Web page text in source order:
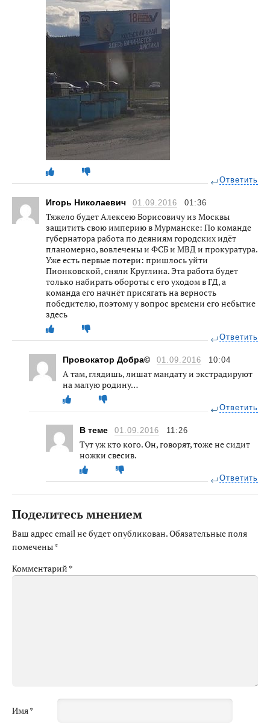
Ответить
Игорь Николаевич 01.09.2016 01:36
Тяжело будет Алексею Борисовичу из Москвы
защитить свою империю в Мурманске: По команде
губернатора работа по деяниям городских идёт
планомерно, вовлечены и ФСБ и МВД и прокуратура.
Уже есть первые потери: пришлось уйти
Пионковской, сняли Круглина. Эта работа будет
только набирать обороты с его уходом в ГД, а
команда его начнёт присягать на верность
победителю, поэтому у вопрос времени его небытие
здесь
Ответить
Провокатор Добра© 01.09.2016 10:04
А там, глядишь, лишат мандату и экстрадируют
на малую родину…
Ответить
В теме 01.09.2016 11:26
Тут уж кто кого. Он, говорят, тоже не сидит
ножки свесив.
Ответить
Поделитесь мнением
Ваш адрес email не будет опубликован.Обязательные поля
помечены*
Комментарий *
Имя*